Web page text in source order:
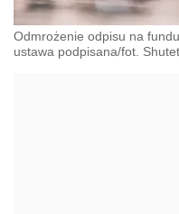
Odmrożenie odpisu na
ustawa podpisana/fot.